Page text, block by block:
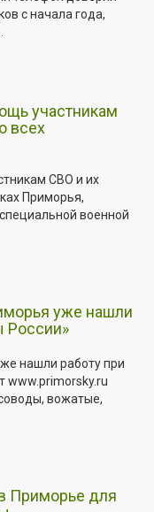
с начала года,
участникам
всех
СВО и их
Приморья,
военной
уже нашли
России»
нашли работу при
www.primorsky.ru
вожатые,
Приморье для